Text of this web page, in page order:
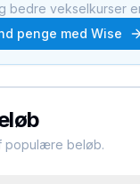
bedre vekselkurser
penge med Wise
populære beløb.